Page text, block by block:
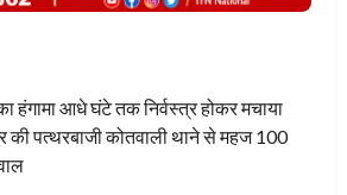
हंगामा आधे घंटे तक निर्वस्त्र होकर मचाया
की पत्थरबाजी कोतवाली थाने से महज 100